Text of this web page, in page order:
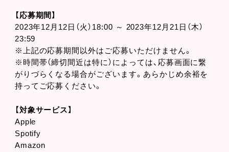
【応募期間】
2023年12月12日（火）18:00 ～ 2023年12月21日（木）
23:59
※上記の応募期間以外はご応募いただけません。
※時間帯（締切間近は特に）によっては、応募画面に繋
がりづらくなる場合がございます。あらかじめ余裕を
持ってご応募ください。
【対象サービス】
Apple
Spotify
Amazon